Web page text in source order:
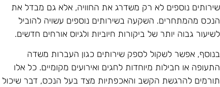
נוספים לא רק משדרג את החוויה, אלא גם מבדל את
מהמתחרים. השקעה בשירותים נוספים עשויה להוביל
גבוה יותר של ביקורות חיוביות ולגיוס אורחים חדשים.
אפשר לשקול לספק שירותים כגון העברות משדה
או חבילות מיוחדות לחגים ואירועים מקומיים. כל אלו
להרגשת הקשב והאכפתיות מצד בעל הנכס, דבר שיכול